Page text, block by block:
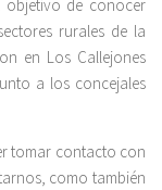
objetivo de conocer
rurales de la
en Los Callejones
a los concejales
tomar contacto con
como también